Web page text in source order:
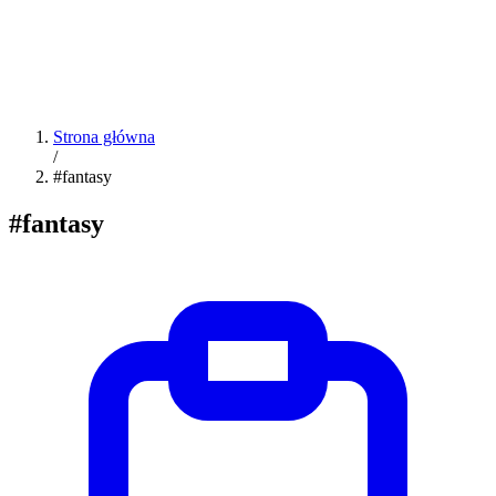
Strona główna
/
#fantasy
#fantasy